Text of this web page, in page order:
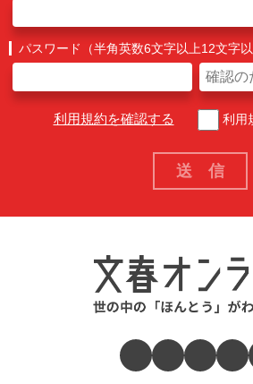
パスワード（半角英数6文字以上12文字以
利用規約を確認する 利用